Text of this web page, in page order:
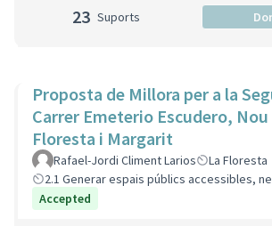
23 Suports
Proposta de Millora per a la
Carrer Emeterio Escudero, Nou
Floresta i Margarit
Rafael-Jordi Climent Larios
La Floresta
2.1 Generar espais públics accessibles,
Accepted